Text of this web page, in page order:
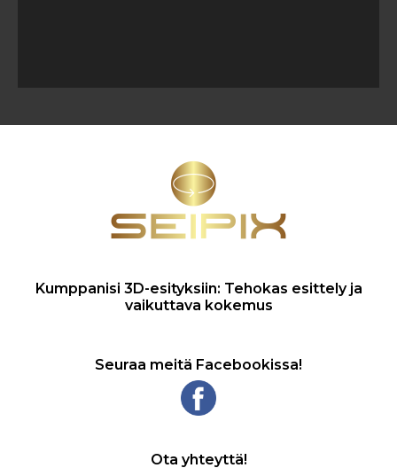
Kumppanisi 3D-esityksiin: Tehokas esittely ja
vaikuttava kokemus
Seuraa meitä Facebookissa!
Ota yhteyttä!